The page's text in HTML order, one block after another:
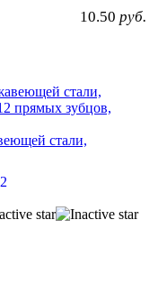
10.50 руб.
стали,